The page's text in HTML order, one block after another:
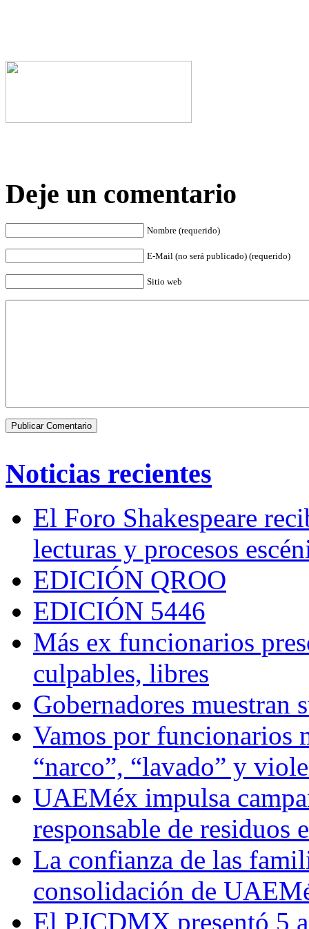
Deje un comentario
Nombre (requerido)
E-Mail (no será publicado) (requerido)
Sitio web
Noticias recientes
El Foro Shakespeare
lecturas y procesos
EDICIÓN QROO
EDICIÓN 5446
Más ex funcionarios
culpables, libres
Gobernadores muestran
Vamos por funcionarios
“narco”, “lavado” y
UAEMéx impulsa
responsable de residuos
La confianza de las
consolidación de
El PJCDMX presentó 5